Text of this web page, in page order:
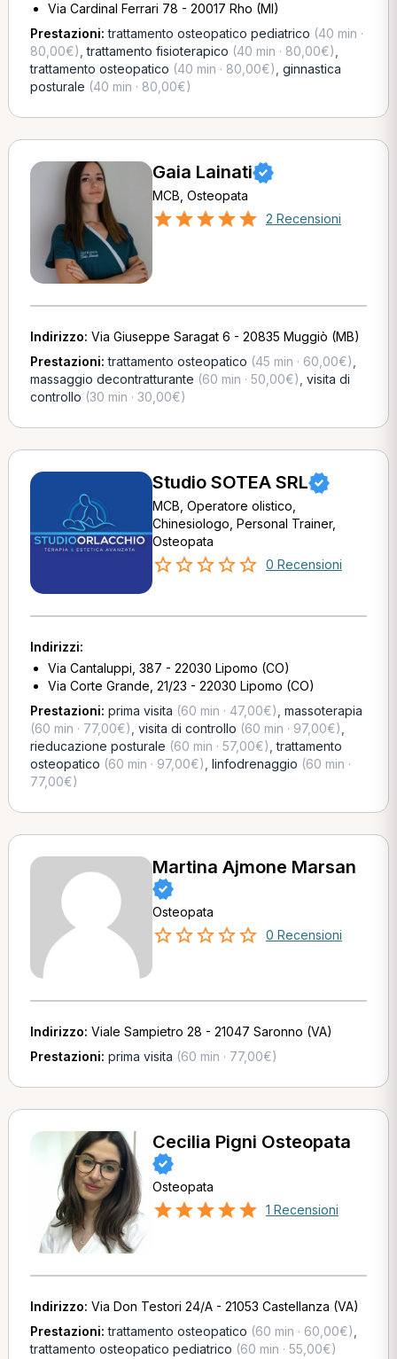
Via Cardinal Ferrari 78 - 20017 Rho (MI)
Prestazioni:trattamento osteopatico pediatrico (40 min ·
80,00€) ,trattamento fisioterapico (40 min · 80,00€)
trattamento osteopatico (40 min · 80,00€) ginnastica
posturale (40 min · 80,00€)
Gaia Lainati
MCB, Osteopata
2 Recensioni
Indirizzo: Via Giuseppe Saragat 6 - 20835 Muggiò (MB)
Prestazioni:trattamento osteopatico (45 min · 60,00€)
massaggio decontratturante (60 min · 50,00€) visita di
controllo (30 min · 30,00€)
Studio SOTEA SRL
MCB, Operatore olistico,
Chinesiologo, Personal Trainer,
Osteopata
0 Recensioni
Indirizzi:
Via Cantaluppi, 387 - 22030 Lipomo (CO)
Via Corte Grande, 21/23 - 22030 Lipomo (CO)
Prestazioni: prima visita (60 min · 47,00€) massoterapia
(60 min · 77,00€) visita di controllo (60 min · 97,00€)
rieducazione posturale (60 min · 57,00€) ,trattamento
osteopatico (60 min · 97,00€) linfodrenaggio (60 min ·
77,00€)
Martina Ajmone Marsan
Osteopata
0 Recensioni
Indirizzo: Viale Sampietro 28 - 21047 Saronno (VA)
Prestazioni: prima visita (60 min · 77,00€)
Cecilia Pigni Osteopata
Osteopata
1 Recensioni
Indirizzo: Via Don Testori 24/A - 21053 Castellanza (VA)
Prestazioni:trattamento osteopatico (60 min · 60,00€)
trattamento osteopatico pediatrico (60 min · 55,00€)